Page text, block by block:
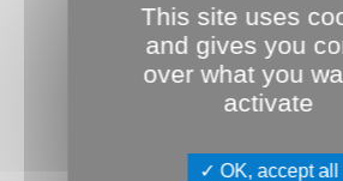
02.05.2019
Conseil d'Amiens
Conseil métropolitain
This site uses
and gives you
over what you
activate
OK, accept all